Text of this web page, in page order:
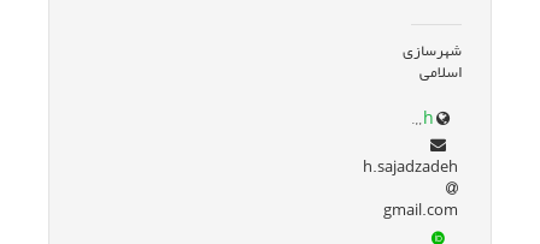
شهرسازی
اسلامی
art.basu.ac.ir/~sajadzadeh
h.sajadzadeh
gmail.com